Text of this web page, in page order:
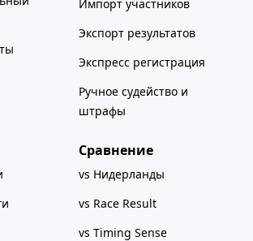
Импорт участников
Экспорт результатов
Экспресс регистрация
Ручное судейство и
штрафы
Сравнение
vs Нидерланды
vs Race Result
vs Timing Sense